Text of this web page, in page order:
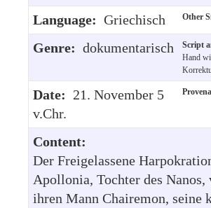
Language: Griechisch Other
Genre: dokumentarisch Script
Hand
Date: 21. November 5
v.Chr.
Content:
Der Freigelassene
Apollonia, Tochter des Nanos,
ihren Mann Chairemon, seine